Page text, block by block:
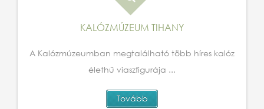
KALÓZMÚZEUM TIHANY
A Kalózmúzeumban megtalálható több híres kalóz
élethű viaszfigurája ...
Tovább